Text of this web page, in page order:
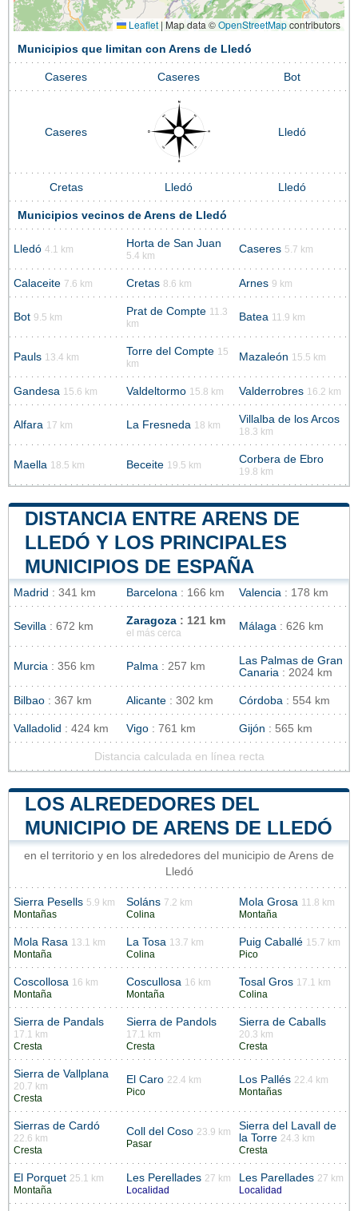
Leaflet | Map data ©OpenStreetMapcontributors
Municipios que limitan con Arens de Lledó
Caseres Caseres Bot
Caseres Lledó
Cretas Lledó Lledó
Municipios vecinos de Arens de Lledó
Lledó 4.1 km Horta de San Juan
5.4 km
Caseres 5.7 km
Calaceite 7.6 km Cretas 8.6 km Arnes 9 km
Bot 9.5 km Prat de Compte 11.3
km
Batea 11.9 km
Pauls 13.4 km Torre del Compte 15
km
Mazaleón 15.5 km
Gandesa 15.6 km Valdeltormo 15.8 km Valderrobres 16.2 km
Alfara 17 km La Fresneda 18 km Villalba de los Arcos
18.3 km
Maella 18.5 km Beceite 19.5 km Corbera de Ebro
19.8 km
DISTANCIA ENTRE ARENS DE
LLEDÓ Y LOS PRINCIPALES
MUNICIPIOS DE ESPAÑA
Madrid : 341 km Barcelona : 166 km Valencia : 178 km
Sevilla : 672 km Zaragoza : 121 km
el más cerca
Málaga : 626 km
Murcia : 356 km Palma : 257 km
Las Palmas de Gran
Canaria : 2024 km
Bilbao : 367 km Alicante : 302 km Córdoba : 554 km
Valladolid : 424 km Vigo : 761 km Gijón : 565 km
Distancia calculada en línea recta
LOS ALREDEDORES DEL
MUNICIPIO DE ARENS DE LLEDÓ
en el territorio y en los alrededores del municipio de Arens de
Lledó
Sierra Pesells 5.9 km
Montañas
Soláns 7.2 km
Colina
Mola Grosa 11.8 km
Montaña
Mola Rasa 13.1 km
Montaña
La Tosa 13.7 km
Colina
Puig Caballé 15.7 km
Pico
Coscollosa 16 km
Montaña
Coscullosa 16 km
Montaña
Tosal Gros 17.1 km
Colina
Sierra de Pandals
17.1 km
Cresta
Sierra de Pandols
17.1 km
Cresta
Sierra de Caballs
20.3 km
Cresta
Sierra de Vallplana
20.7 km
Cresta
El Caro 22.4 km
Pico
Los Pallés 22.4 km
Montañas
Sierras de Cardó
22.6 km
Cresta
Coll del Coso 23.9 km
Pasar
Sierra del Lavall de
la Torre 24.3 km
Cresta
El Porquet 25.1 km
Montaña
Les Perellades 27 km
Localidad
Les Parellades 27 km
Localidad